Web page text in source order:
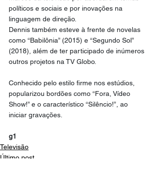
políticos e sociais e por inovações na
linguagem de direção.
Dennis também esteve à frente de novelas
como “Babilônia” (2015) e “Segundo Sol”
(2018), além de ter participado de inúmeros
outros projetos na TV Globo.
Conhecido pelo estilo firme nos estúdios,
popularizou bordões como “Fora, Vídeo
Show!” e o característico “Silêncio!”, ao
iniciar gravações.
g1
Televisão
Último post